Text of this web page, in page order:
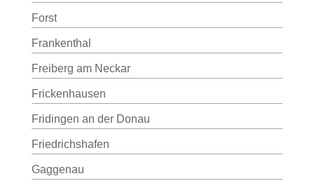
Forst
Frankenthal
Freiberg am Neckar
Frickenhausen
Fridingen an der Donau
Friedrichshafen
Gaggenau